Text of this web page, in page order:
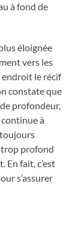
à fond de
éloignée
vers les
endroit le récif
constate que
profondeur,
continue à
toujours
trop profond
En fait, c’est
s’assurer